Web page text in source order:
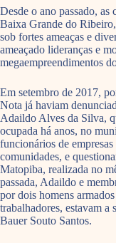
Desde o ano passado,
Baixa Grande do
sob fortes ameaças e
ameaçado lideranças e
megaempreendimentos
Em setembro de 2017,
Nota já haviam
Adaildo Alves da Silva,
ocupada há anos, no
funcionários de
comunidades, e
Matopiba, realizada no
passada, Adaildo e
por dois homens
trabalhadores, estavam
Bauer Souto Santos.